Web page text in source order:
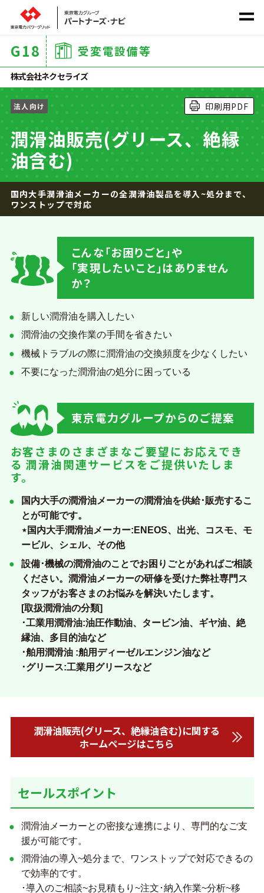
サービス カテゴリ から探す
ホーム
商材一覧
地域のお困りごとを解決します
G18 受変電設備等
株式会社ネクセライズ
法人向け 印刷用PDF
潤滑油販売(グリース、絶縁
油含む)
国内大手潤滑油メーカーの全潤滑油製品を導入~処分まで、
ワンストップで対応
こんな｢お困りごと｣や
｢実現したいこと｣はありません
か？
新しい潤滑油を購入したい
潤滑油の交換作業の手間を省きたい
機械トラブルの際に潤滑油の交換頻度を少なくしたい
不要になった潤滑油の処分に困っている
東京電力グループからのご提案
お客さまのさまざまなご要望にお応えでき
る 潤滑油関連サービスをご提供いたしま
す。
国内大手の潤滑油メーカーの潤滑油を供給･販売するこ
とが可能です。
⋆国内大手潤滑油メーカー:ENEOS、出光、コスモ、モ
ービル、シェル、その他
設備･機械の潤滑油のことでお困りごとがあればご相談
ください。潤滑油メーカーの研修を受けた弊社専門ス
タッフがお客さまのお悩みを解決いたします。
[取扱潤滑油の分類]
･工業用潤滑油:油圧作動油、タービン油、ギヤ油、絶
縁油、多目的油など
･舶用潤滑油 :舶用ディーゼルエンジン油など
･グリース:工業用グリースなど
潤滑油販売(グリース、絶縁油含む)に関する
ホームページはこちら
セールスポイント
潤滑油メーカーとの密接な連携により、専門的なご支
援が可能です。
潤滑油の導入~処分まで、ワンストップで対応できるの
で効率的です。
･導入のご相談~お見積もり~注文･納入作業~分析~移